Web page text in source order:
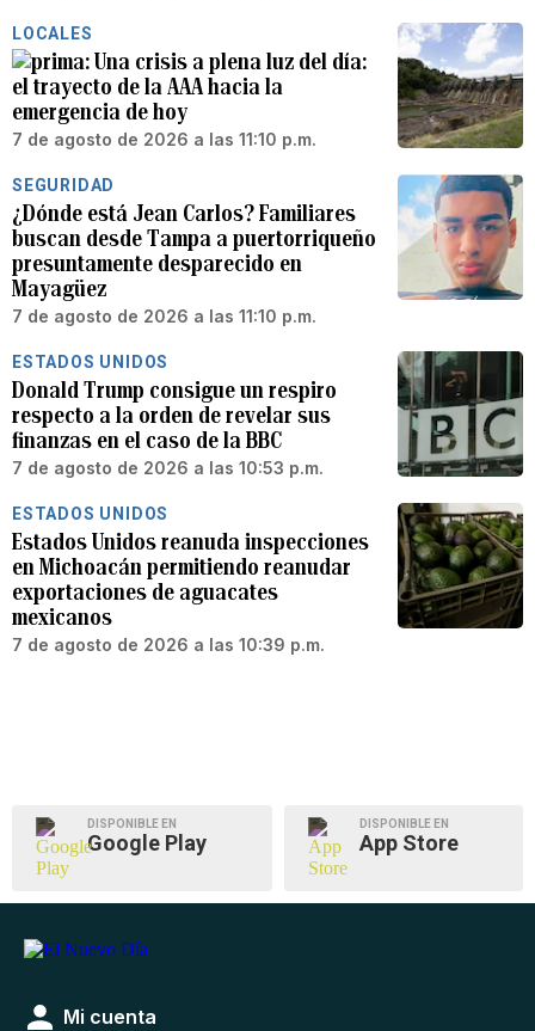
LOCALES
Una crisis a plena luz del día:
el trayecto de la AAA hacia la
emergencia de hoy
7 de agosto de 2026 a las 11:10 p.m.
SEGURIDAD
¿Dónde está Jean Carlos? Familiares
buscan desde Tampa a puertorriqueño
presuntamente desparecido en
Mayagüez
7 de agosto de 2026 a las 11:10 p.m.
ESTADOS UNIDOS
Donald Trump consigue un respiro
respecto a la orden de revelar sus
finanzas en el caso de la BBC
7 de agosto de 2026 a las 10:53 p.m.
ESTADOS UNIDOS
Estados Unidos reanuda inspecciones
en Michoacán permitiendo reanudar
exportaciones de aguacates
mexicanos
7 de agosto de 2026 a las 10:39 p.m.
DISPONIBLE EN
Google Play
DISPONIBLE EN
App Store
Mi cuenta